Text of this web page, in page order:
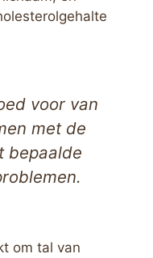
voor van
met de
bepaalde
om tal van